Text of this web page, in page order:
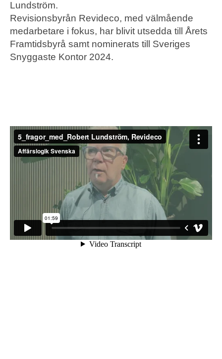
Lundström.
Revisionsbyrån Revideco, med välmående
medarbetare i fokus, har blivit utsedda till Årets
Framtidsbyrå samt nominerats till Sveriges
Snyggaste Kontor 2024.